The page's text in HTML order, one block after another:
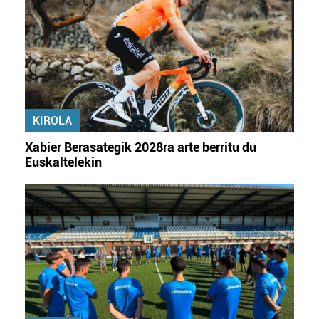
zure baimena Cookieen adierazpenean.
Webgune honek cookie propioak eta hirugarrenen cookie-
fitxategiak erabiltzen ditu. Zure esperientzia eta
zerbitzuak hobetzeko asmoz, cookie teknologiaz
baliatzen gara. Ohar hau onartuz gero, teknologia hori
erabiltzeko baimen esplizitua ematen diguzu.Gehiago
irakurri
KIROLA
Xabier Berasategik 2028ra arte berritu du
Euskaltelekin